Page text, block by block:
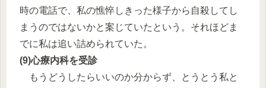
時の電話で、私の憔悴しきった様子から自殺してし
まうのではないかと案じていたという。それほどま
でに私は追い詰められていた。
(9)心療内科を受診
もうどうしたらいいのか分からず、とうとう私と